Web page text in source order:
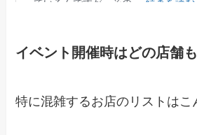
イベント開催時はどの店舗
特に混雑するお店のリストはこ